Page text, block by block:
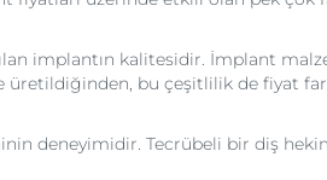
implantın kalitesidir. İmplant
bu çeşitlilik de fiyat
deneyimidir. Tecrübeli bir diş